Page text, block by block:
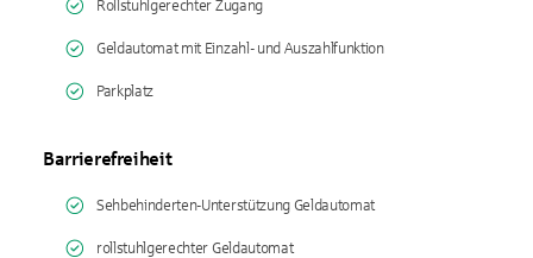
Rollstuhlgerechter Zugang
Geldautomat mit Einzahl- und Auszahlfunktion
Parkplatz
Barrierefreiheit
Sehbehinderten-Unterstützung Geldautomat
rollstuhlgerechter Geldautomat